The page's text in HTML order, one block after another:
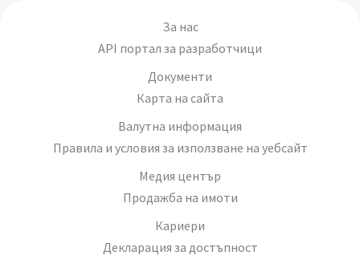
За нас
API портал за разработчици
Документи
Карта на сайта
Валутна информация
Правила и условия за използване на уебсайт
Медия център
Продажба на имоти
Кариери
Декларация за достъпност